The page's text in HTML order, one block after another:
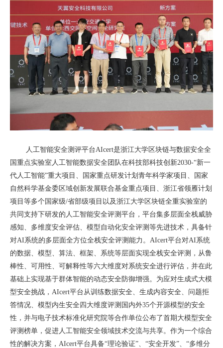
人工智能安全测评平台AIcert是浙江大学区块链与数据安全全
国重点实验室人工智能数据安全团队在科技部科技创新2030-“新一
代人工智能”重大项目、国家重点研发计划青年科学家项目、国家
自然科学基金委区域创新发展联合基金重点项目、浙江省领雁计划
项目等多个国家级/省部级项目以及浙江大学区块链全重实验室的
共同支持下研发的人工智能安全评测平台，平台集多层面全栈威胁
感知、多维度安全评估、模型自动化安全评测等先进技术，具备针
对AI 系统的多层面全方位全栈安全评测能力。 AIcert平台对AI 系统
的数据、模型、算法、框架、系统等层面实现全栈安全评测，从鲁
棒性、可用性、可解释性等六大维度对系统安全进行评估，并在此
基础上实现基于群体智能的动态安全防御增强。为应对生成式大模
型安全挑战， AIcert平台从训练数据安全、生成内容安全、问题拒
答情况、模型内生安全四大维度评测国内外35个开源模型的安全
性，并与电子技术标准化研究院等合作单位公布了首期大模型安全
评测榜单，促进人工智能安全领域技术交流与共享。作为一个综合
性的解决方案， AIcert平台具备“理论验证”、“安全开发”、“多维分